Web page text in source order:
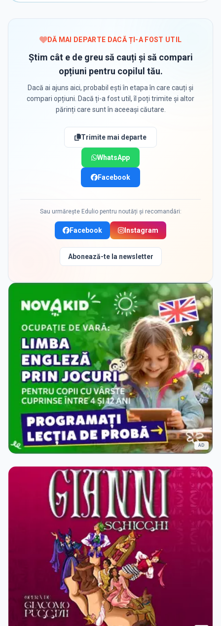
DĂ MAI DEPARTE DACĂ ȚI-A FOST UTIL
Știm cât e de greu să cauți și să compari
opțiuni pentru copilul tău.
Dacă ai ajuns aici, probabil ești în etapa în care cauți și
compari opțiuni. Dacă ți-a fost util, îl poți trimite și altor
părinți care sunt în aceeași căutare.
Trimite mai departe
WhatsApp
Facebook
Sau urmărește Edulio pentru noutăți și recomandări:
Facebook Instagram
Abonează-te la newsletter
AD